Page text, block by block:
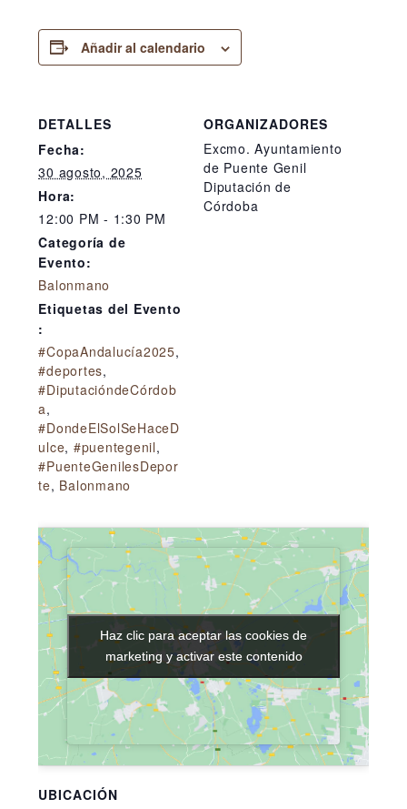
Añadir al calendario
DETALLES
Fecha:
30 agosto, 2025
Hora:
12:00 PM - 1:30 PM
Categoría de
Evento:
Balonmano
Etiquetas del Evento
:
#CopaAndalucía2025,
#deportes,
#DiputacióndeCórdob
a,
#DondeElSolSeHaceD
ulce, #puentegenil,
#PuenteGenilesDepor
te, Balonmano
ORGANIZADORES
Excmo. Ayuntamiento
de Puente Genil
Diputación de
Córdoba
UBICACIÓN
Haz clic para aceptar las cookies de
marketing y activar este contenido
Haz clic para aceptar las cookies de
marketing y activar este contenido